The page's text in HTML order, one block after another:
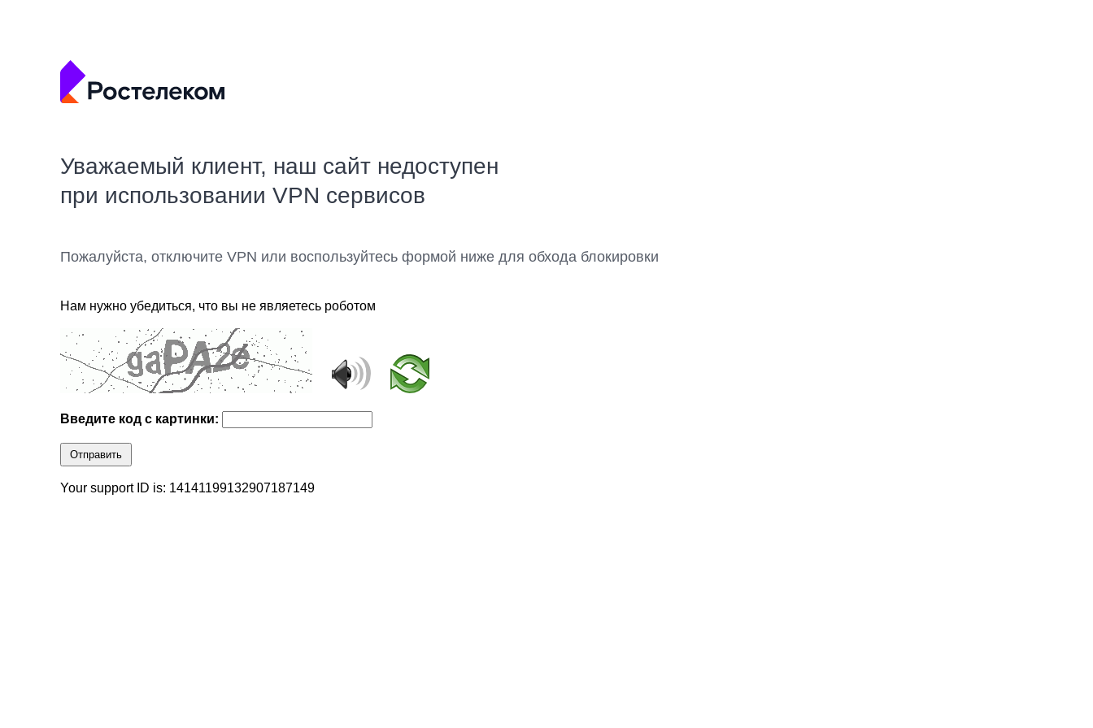
Уважаемый клиент, наш сайт недоступен
при использовании VPN сервисов
Пожалуйста, отключите VPN или воспользуйтесь формой ниже для обхода блокировки
Нам нужно убедиться, что вы не являетесь роботом
Введите код с картинки:
Отправить
Your support ID is: 14141199132907187149